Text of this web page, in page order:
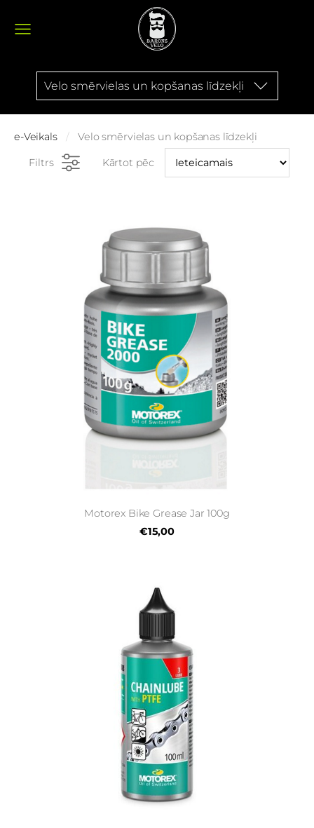
Velo smērvielas un kopšanas līdzekļi
e-Veikals Velo smērvielas un kopšanas līdzekļi
Filtrs Kārtot pēc
Motorex Bike Grease Jar 100g
€15,00